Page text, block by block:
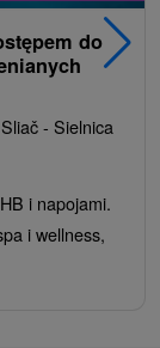
do
Sliač - Sielnica
i napojami.
i wellness,